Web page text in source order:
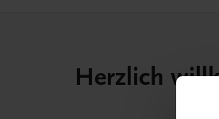
Herzlich